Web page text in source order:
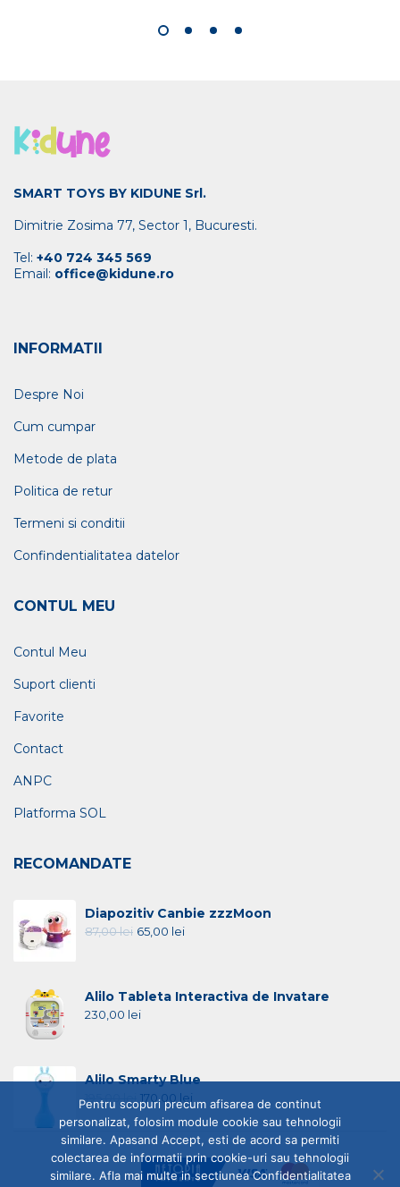
SMART TOYS BY KIDUNE Srl.
Dimitrie Zosima 77, Sector 1, Bucuresti.
Tel: +40 724 345 569
Email: office@kidune.ro
INFORMATII
Despre Noi
Cum cumpar
Metode de plata
Politica de retur
Termeni si conditii
Confindentialitatea datelor
CONTUL MEU
Contul Meu
Suport clienti
Favorite
Contact
ANPC
Platforma SOL
RECOMANDATE
Diapozitiv Canbie zzzMoon
87,00lei 65,00 lei
Alilo Tableta Interactiva de Invatare
230,00 lei
Alilo Smarty Blue
195,00 170,00 lei
Pentru scopuri precum afisarea de continut
personalizat, folosim module cookie sau tehnologii
similare. Apasand Accept, esti de acord sa permiti
colectarea de informatii prin cookie-uri sau tehnologii
similare. Afla mai multe in sectiunea Confidentialitatea